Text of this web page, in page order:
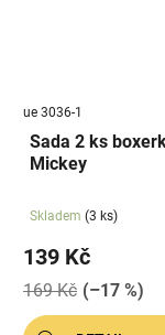
ue 3036-1
Sada 2 ks
Mickey
Skladem (3 ks)
139 Kč
169 Kč (–17 %)